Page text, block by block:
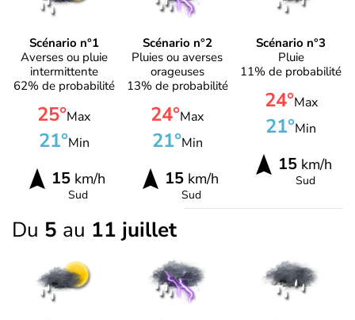
Scénario n°1
Averses ou pluie
intermittente
62% de probabilité
25°Max
21°Min
15km/h
Sud
Scénario n°2
Pluies ou averses
orageuses
13% de probabilité
24°Max
21°Min
15km/h
Sud
Scénario n°3
Pluie
11% de probabilité
24°Max
21°Min
15 km/h
Sud
Du 5 au 11 juillet